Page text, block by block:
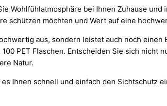
Wohlfühlatmosphäre bei Ihnen Zuhause
schützen möchten und Wert auf eine
aus, sondern leistet auch noch
PET Flaschen. Entscheiden Sie sich nicht
Natur.
Ihnen schnell und einfach den Sichtschutz